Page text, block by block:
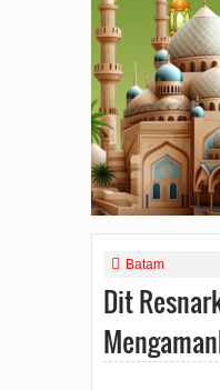
Batam
Dit